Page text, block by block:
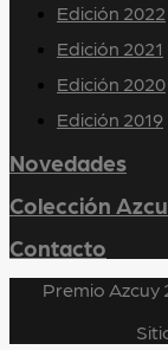
Edición 2022
Edición 2021
Edición 2020
Edición 2019
Novedades
Colección
Contacto
Premio Azcuy